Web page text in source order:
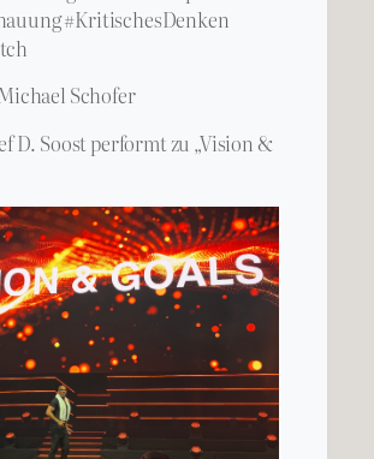
#KritischesDenken
Schofer
D. Soost performt zu „Vision &